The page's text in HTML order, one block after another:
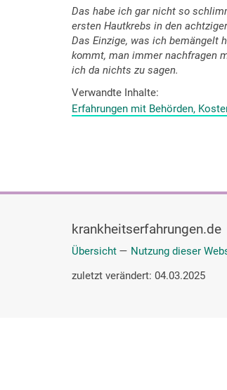
Das habe ich gar nicht so
ersten Hautkrebs in den
Das Einzige, was ich bemängelt
kommt, man immer nachfragen
ich da nichts zu sagen.
Verwandte Inhalte
Erfahrungen mit Behörden,
krankheitserfahrungen.de
Übersicht — Nutzung dieser
zuletzt verändert: 04.03.2025